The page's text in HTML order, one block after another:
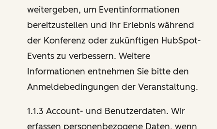
weitergeben, um Eventinformationen
bereitzustellen und Ihr Erlebnis während
der Konferenz oder zukünftigen HubSpot-
Events zu verbessern. Weitere
Informationen entnehmen Sie bitte den
Anmeldebedingungen der Veranstaltung.
1.1.3 Account- und Benutzerdaten. Wir
erfassen personenbezogene Daten, wenn